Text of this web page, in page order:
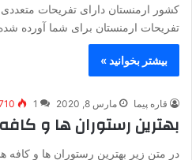
کشور ارمنستان دارای تفریحات
تفریحات ارمنستان برای شما آورده
بیشتر بخوانید »
قاره پیما مارس 8, 2020 1
بهترین رستوران ها و
در متن زیر بهترین رستوران ها و کافه